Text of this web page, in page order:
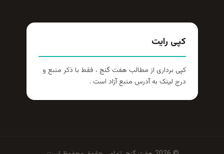
کپی رایت
کپی برداری از مطالب هفت گنج ، فقط با ذکر منبع و
درج لینک به آدرس منبع آزاد است .